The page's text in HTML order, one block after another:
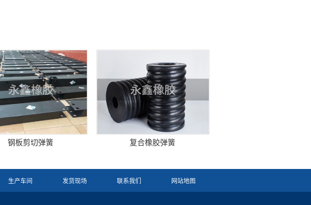
钢板剪切弹簧 复合橡胶弹簧
生产车间 发货现场 联系我们 网站地图